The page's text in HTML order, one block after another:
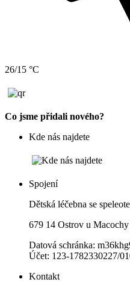
26/15 °C
Co jsme přidali nového?
Kde nás najdete
Spojení
Dětská léčebna se
679 14 Ostrov u
Datová schránka:
Účet: 123-1782330227/
Kontakt